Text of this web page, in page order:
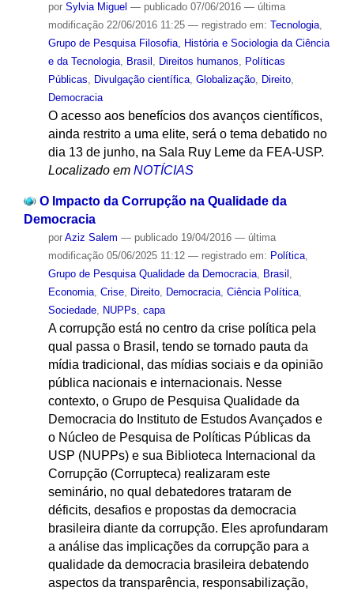
por Sylvia Miguel — publicado07/06/2016 — última
modificação22/06/2016 11:25 — registrado em: Tecnologia,
Grupo de Pesquisa Filosofia, História e Sociologia da Ciência
e da Tecnologia, Brasil , Direitos humanos, Políticas
Públicas, Divulgação científica, Globalização, Direito,
Democracia
O acesso aos benefícios dos avanços científicos,
ainda restrito a uma elite, será o tema debatido no
dia 13 de junho, na Sala Ruy Leme da FEA-USP.
Localizado em NOTÍCIAS
O Impacto da Corrupção na Qualidade da
Democracia
por Aziz Salem — publicado19/04/2016 — última
modificação05/06/2025 11:12 — registrado em: Política,
Grupo de Pesquisa Qualidade da Democracia, Brasil ,
Economia, Crise, Direito, Democracia, Ciência Política,
Sociedade, NUPPs, capa
A corrupção está no centro da crise política pela
qual passa o Brasil, tendo se tornado pauta da
mídia tradicional, das mídias sociais e da opinião
pública nacionais e internacionais. Nesse
contexto, o Grupo de Pesquisa Qualidade da
Democracia do Instituto de Estudos Avançados e
o Núcleo de Pesquisa de Políticas Públicas da
USP (NUPPs) e sua Biblioteca Internacional da
Corrupção (Corrupteca) realizaram este
seminário, no qual debatedores trataram de
déficits, desafios e propostas da democracia
brasileira diante da corrupção. Eles aprofundaram
a análise das implicações da corrupção para a
qualidade da democracia brasileira debatendo
aspectos da transparência, responsabilização,